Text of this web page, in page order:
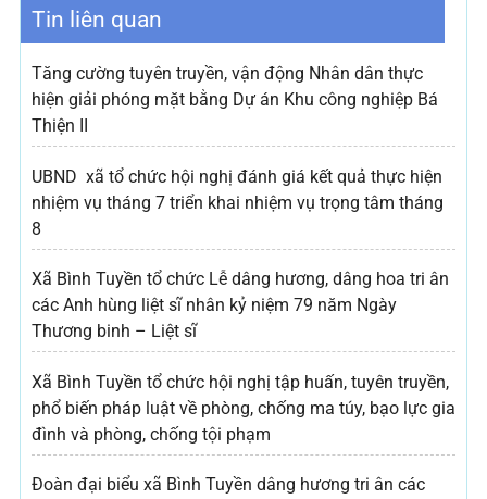
Tin liên quan
Tăng cường tuyên truyền, vận động Nhân dân thực
hiện giải phóng mặt bằng Dự án Khu công nghiệp Bá
Thiện II
UBND xã tổ chức hội nghị đánh giá kết quả thực hiện
nhiệm vụ tháng 7 triển khai nhiệm vụ trọng tâm tháng
8
Xã Bình Tuyền tổ chức Lễ dâng hương, dâng hoa tri ân
các Anh hùng liệt sĩ nhân kỷ niệm 79 năm Ngày
Thương binh – Liệt sĩ
Xã Bình Tuyền tổ chức hội nghị tập huấn, tuyên truyền,
phổ biến pháp luật về phòng, chống ma túy, bạo lực gia
đình và phòng, chống tội phạm
Đoàn đại biểu xã Bình Tuyền dâng hương tri ân các